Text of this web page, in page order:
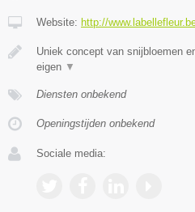
Website: http://
Uniek concept van snijbloemen
eigen ▼
Diensten onbekend
Openingstijden onbekend
Sociale media: